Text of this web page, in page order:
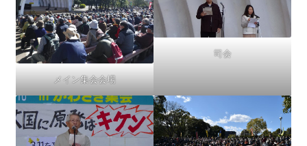
メイン集会会場
司会